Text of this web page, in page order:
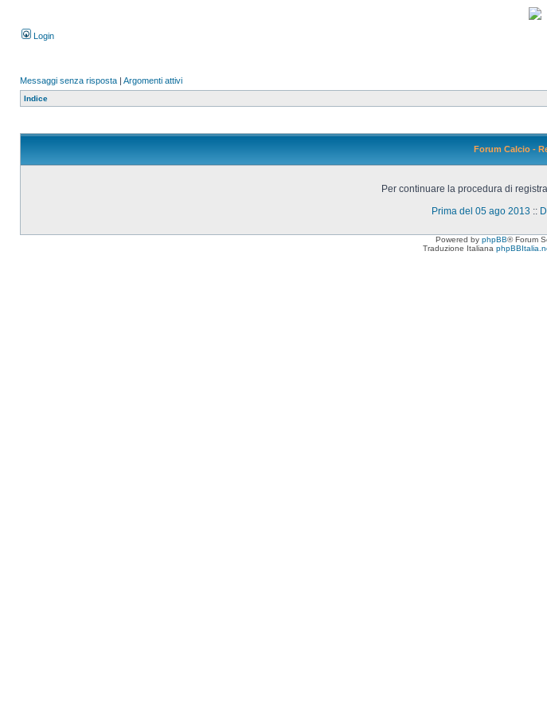
Login
Messaggi senza risposta | Argomenti attivi
Indice
Forum Calcio -
Per continuare la procedura di
Prima del 05 ago 2013 ::
Powered by phpBB® Forum
Traduzione Italiana